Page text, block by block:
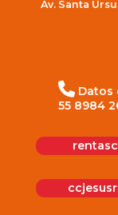
Av. Santa
Datos
55 8984